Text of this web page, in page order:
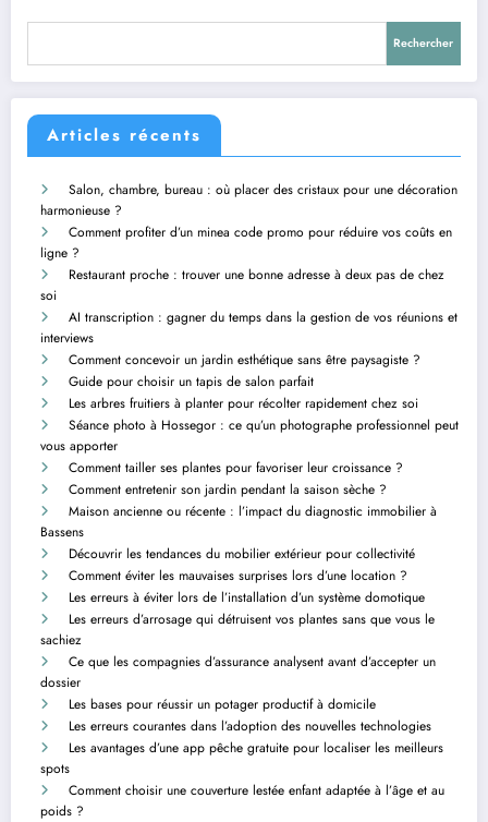
Rechercher
Articles récents
Salon, chambre, bureau : où placer des cristaux pour une décoration
harmonieuse ?
Comment profiter d’un minea code promo pour réduire vos coûts en
ligne ?
Restaurant proche : trouver une bonne adresse à deux pas de chez
soi
AI transcription : gagner du temps dans la gestion de vos réunions et
interviews
Comment concevoir un jardin esthétique sans être paysagiste ?
Guide pour choisir un tapis de salon parfait
Les arbres fruitiers à planter pour récolter rapidement chez soi
Séance photo à Hossegor : ce qu’un photographe professionnel peut
vous apporter
Comment tailler ses plantes pour favoriser leur croissance ?
Comment entretenir son jardin pendant la saison sèche ?
Maison ancienne ou récente : l’impact du diagnostic immobilier à
Bassens
Découvrir les tendances du mobilier extérieur pour collectivité
Comment éviter les mauvaises surprises lors d’une location ?
Les erreurs à éviter lors de l’installation d’un système domotique
Les erreurs d’arrosage qui détruisent vos plantes sans que vous le
sachiez
Ce que les compagnies d’assurance analysent avant d’accepter un
dossier
Les bases pour réussir un potager productif à domicile
Les erreurs courantes dans l’adoption des nouvelles technologies
Les avantages d’une app pêche gratuite pour localiser les meilleurs
spots
Comment choisir une couverture lestée enfant adaptée à l’âge et au
poids ?